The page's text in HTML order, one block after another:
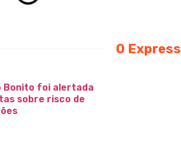
Bonito foi alertada
sobre risco de
O